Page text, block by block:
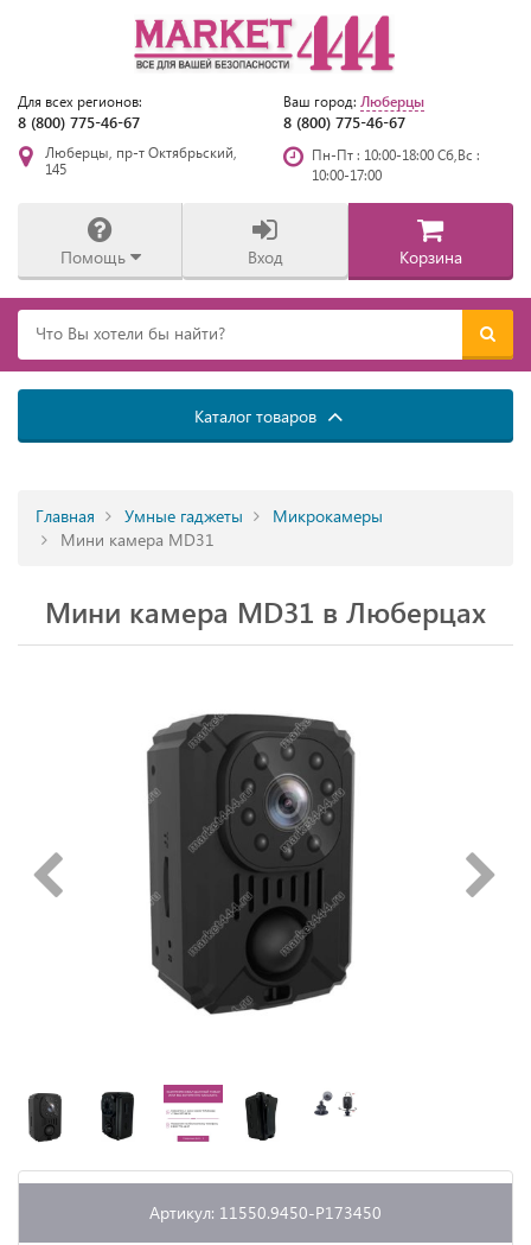
Для всех регионов:
8 (800) 775-46-67
Ваш город: Люберцы
8 (800) 775-46-67
Люберцы, пр-т Октябрьский,
145
Пн-Пт : 10:00-18:00 Сб,Вс :
10:00-17:00
Помощь Вход Корзина
Каталог товаров
Главная Умные гаджеты
Микрокамеры
Мини камера MD31
Мини камера MD31 в Люберцах
Артикул: 11550.9450-P173450